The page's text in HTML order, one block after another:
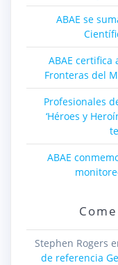
ABAE se
ABAE
Fronteras del
Profesionales
‘Héroes y
ABAE
Stephen Rogers
de referencia